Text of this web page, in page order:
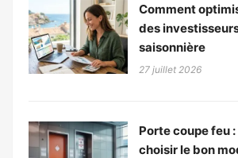
Comment
des
saisonnière
27 juillet 2026
Porte coupe feu
choisir le bon